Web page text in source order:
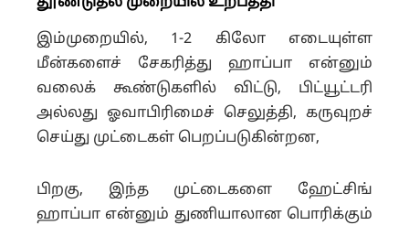
இம்முறையில், 1-2 கிலோ எடையுள்ள
மீன்களைச் சேகரித்து ஹாப்பா என்னும்
வலைக் கூண்டுகளில் விட்டு, பிட்யூட்டரி
அல்லது ஓவாபிரிமைச் செலுத்தி, கருவுறச்
செய்து முட்டைகள் பெறப்படுகின்றன,
பிறகு, இந்த முட்டைகளை ஹேட்சிங்
ஹாப்பா என்னும் துணியாலான பொரிக்கும்